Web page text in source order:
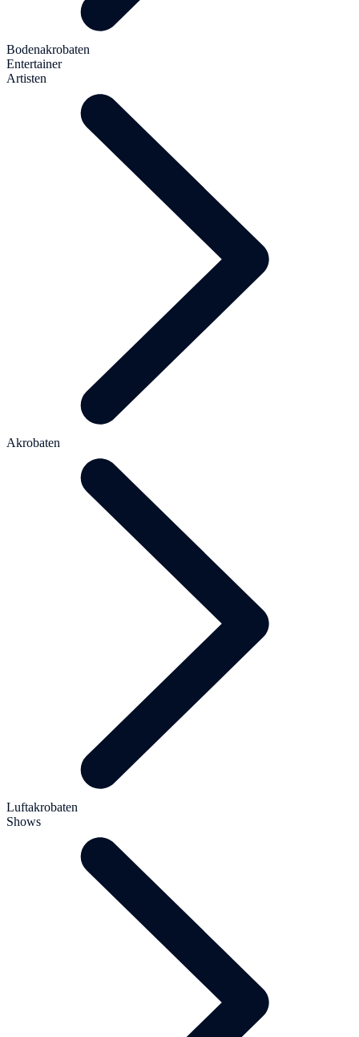
Bodenakrobaten
Entertainer
Artisten
Akrobaten
Luftakrobaten
Shows